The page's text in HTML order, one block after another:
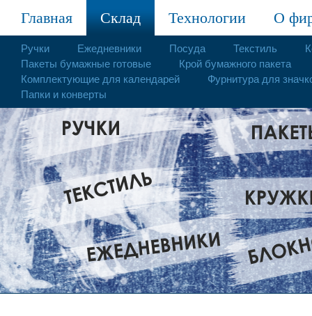
Главная Склад Технологии О
Ручки Ежедневники Посуда Текстиль
Пакеты бумажные готовые
Крой бумажного пакета
Комплектующие для календарей
Фурнитура для
Папки и конверты